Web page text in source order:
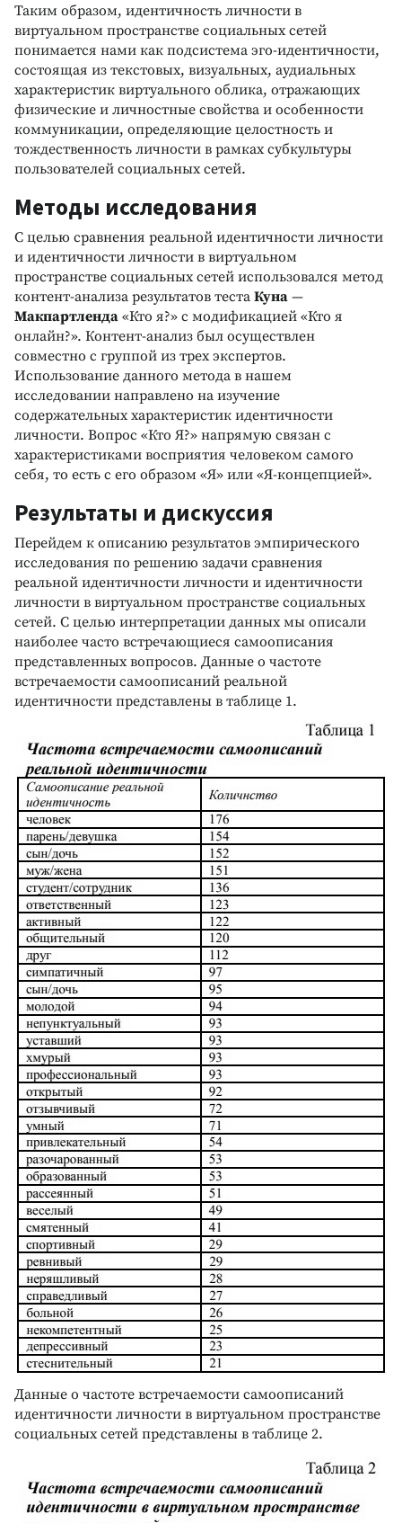
Таким образом, идентичность личности в
виртуальном пространстве социальных сетей
понимается нами как подсистема эго-идентичности,
состоящая из текстовых, визуальных, аудиальных
характеристик виртуального облика, отражающих
физические и личностные свойства и особенности
коммуникации, определяющие целостность и
тождественность личности в рамках субкультуры
пользователей социальных сетей.
Методы исследования
С целью сравнения реальной идентичности личности
и идентичности личности в виртуальном
пространстве социальных сетей использовался метод
контент-анализа результатов теста Куна —
Макпартленда «Кто я?» с модификацией «Кто я
онлайн?». Контент-анализ был осуществлен
совместно с группой из трех экспертов.
Использование данного метода в нашем
исследовании направлено на изучение
содержательных характеристик идентичности
личности. Вопрос «Кто Я?» напрямую связан с
характеристиками восприятия человеком самого
себя, то есть с его образом «Я» или «Я-концепцией».
Результаты и дискуссия
Перейдем к описанию результатов эмпирического
исследования по решению задачи сравнения
реальной идентичности личности и идентичности
личности в виртуальном пространстве социальных
сетей. С целью интерпретации данных мы описали
наиболее часто встречающиеся самоописания
представленных вопросов. Данные о частоте
встречаемости самоописаний реальной
идентичности представлены в таблице 1.
Данные о частоте встречаемости самоописаний
идентичности личности в виртуальном пространстве
социальных сетей представлены в таблице 2.